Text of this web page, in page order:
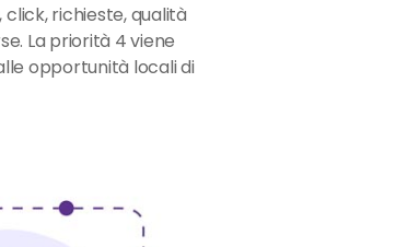
richieste, qualità
La priorità 4 viene
opportunità locali di